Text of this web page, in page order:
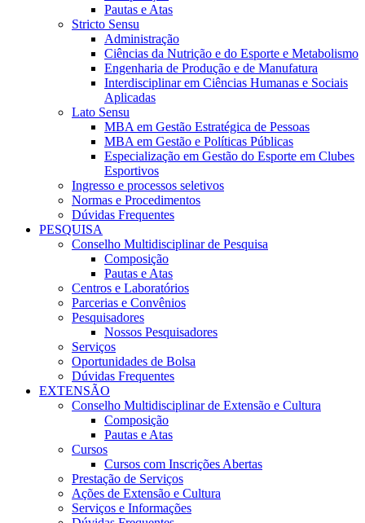
Pautas e Atas
Stricto Sensu
Administração
Ciências da Nutrição e do Esporte e Metabolismo
Engenharia de Produção e de Manufatura
Interdisciplinar em Ciências Humanas e Sociais
Aplicadas
Lato Sensu
MBA em Gestão Estratégica de Pessoas
MBA em Gestão e Políticas Públicas
Especialização em Gestão do Esporte em Clubes
Esportivos
Ingresso e processos seletivos
Normas e Procedimentos
Dúvidas Frequentes
PESQUISA
Conselho Multidisciplinar de Pesquisa
Composição
Pautas e Atas
Centros e Laboratórios
Parcerias e Convênios
Pesquisadores
Nossos Pesquisadores
Serviços
Oportunidades de Bolsa
Dúvidas Frequentes
EXTENSÃO
Conselho Multidisciplinar de Extensão e Cultura
Composição
Pautas e Atas
Cursos
Cursos com Inscrições Abertas
Prestação de Serviços
Ações de Extensão e Cultura
Serviços e Informações